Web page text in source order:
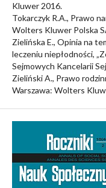
Kluwer 2016.
Tokarczyk R.A., Prawo
Wolters Kluwer Polska
Zielińska E., Opinia na
leczeniu niepłodności,
Sejmowych Kancelarii
Zieliński A., Prawo
Warszawa: Wolters